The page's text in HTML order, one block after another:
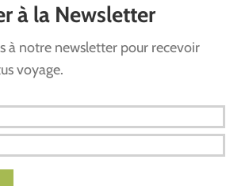
à la Newsletter
à notre newsletter pour recevoir
voyage.